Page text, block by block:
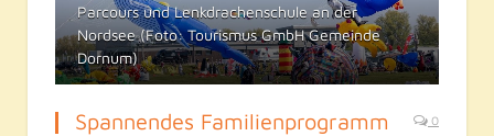
Parcours und Lenkdrachenschule an der
Nordsee (Foto: Tourismus GmbH Gemeinde
Dornum)
Spannendes Familienprogramm
0